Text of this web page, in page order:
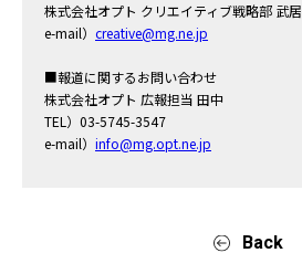
株式会社オプト クリエイティブ戦略部 武居
e-mail） creative@mg.ne.jp
■報道に関するお問い合わせ
株式会社オプト 広報担当 田中
TEL）03-5745-3547
e-mail） info@mg.opt.ne.jp
Back